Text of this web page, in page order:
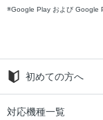
Google Play および Google
初めての方へ
対応機種一覧